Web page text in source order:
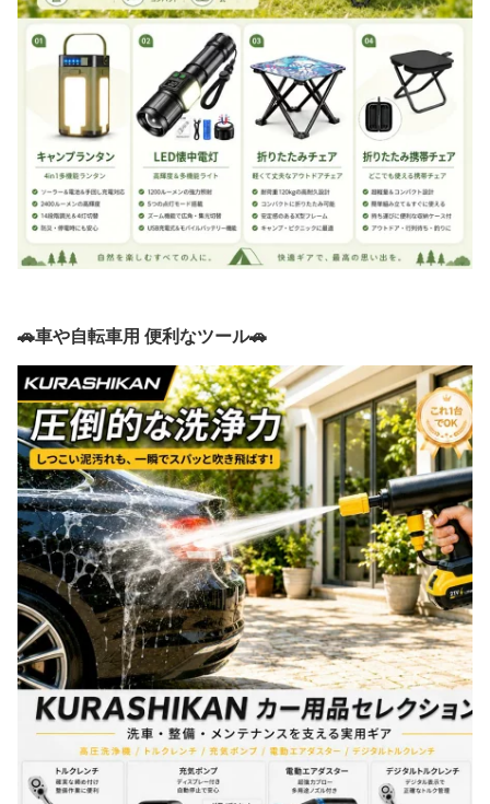
🚗車や自転車用 便利なツール🚗